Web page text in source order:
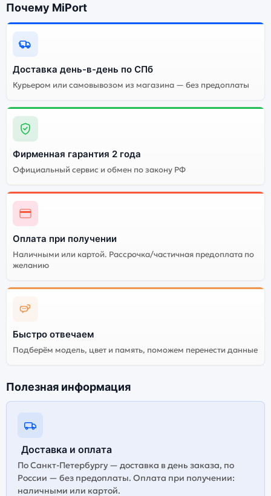
Почему MiPort
Доставка день-в-день по СПб
Курьером или самовывозом из магазина — без предоплаты
Фирменная гарантия 2 года
Официальный сервис и обмен по закону РФ
Оплата при получении
Наличными или картой. Рассрочка/частичная предоплата по
желанию
Быстро отвечаем
Подберём модель, цвет и память, поможем перенести данные
Полезная информация
Доставка и оплата
По Санкт-Петербургу — доставка в день заказа, по
России — без предоплаты. Оплата при получении:
наличными или картой.